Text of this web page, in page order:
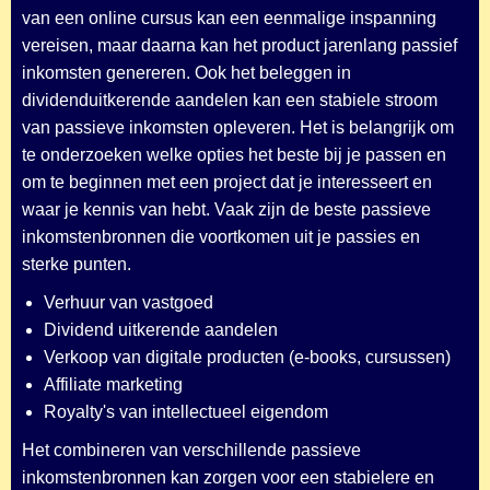
van een online cursus kan een eenmalige inspanning
vereisen, maar daarna kan het product jarenlang passief
inkomsten genereren. Ook het beleggen in
dividenduitkerende aandelen kan een stabiele stroom
van passieve inkomsten opleveren. Het is belangrijk om
te onderzoeken welke opties het beste bij je passen en
om te beginnen met een project dat je interesseert en
waar je kennis van hebt. Vaak zijn de beste passieve
inkomstenbronnen die voortkomen uit je passies en
sterke punten.
Verhuur van vastgoed
Dividend uitkerende aandelen
Verkoop van digitale producten (e-books, cursussen)
Affiliate marketing
Royalty's van intellectueel eigendom
Het combineren van verschillende passieve
inkomstenbronnen kan zorgen voor een stabielere en